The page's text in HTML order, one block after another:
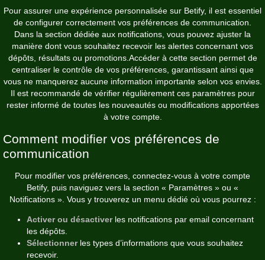
Pour assurer une expérience personnalisée sur Betify, il est essentiel
de configurer correctement vos préférences de communication.
Dans la section dédiée aux notifications, vous pouvez ajuster la
manière dont vous souhaitez recevoir les alertes concernant vos
dépôts, résultats ou promotions.Accéder à cette section permet de
centraliser le contrôle de vos préférences, garantissant ainsi que
vous ne manquerez aucune information importante selon vos envies.
Il est recommandé de vérifier régulièrement ces paramètres pour
rester informé de toutes les nouveautés ou modifications apportées
à votre compte.
Comment modifier vos préférences de
communication
Pour modifier vos préférences, connectez-vous à votre compte
Betify, puis naviguez vers la section « Paramètres » ou «
Notifications ». Vous y trouverez un menu dédié où vous pourrez :
Activer ou désactiverles notifications par email concernant
les dépôts.
Sélectionnerles types d’informations que vous souhaitez
recevoir.